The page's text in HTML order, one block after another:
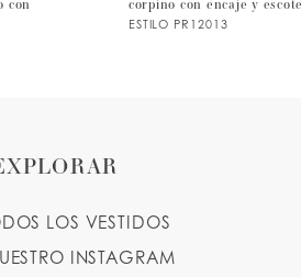
ESTILO PR12013
LOS VESTIDOS
INSTAGRAM